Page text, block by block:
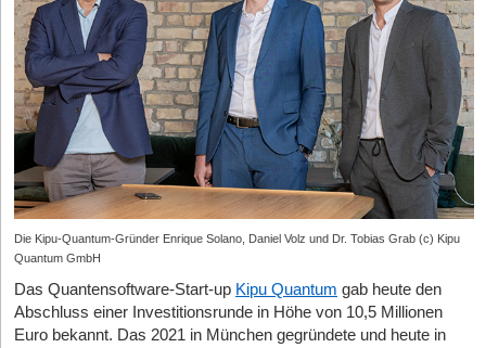
Die Kipu-Quantum-Gründer Enrique Solano, Daniel Volz und Dr. Tobias Grab (c) Kipu
Quantum GmbH
Das Quantensoftware-Start-up Kipu Quantum gab heute den
Abschluss einer Investitionsrunde in Höhe von 10,5 Millionen
Euro bekannt. Das 2021 in München gegründete und heute in